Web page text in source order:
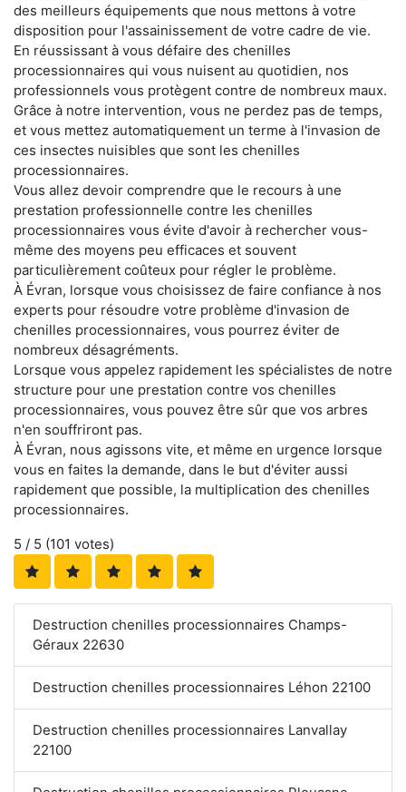
des meilleurs équipements que nous mettons à votre
disposition pour l'assainissement de votre cadre de vie.
En réussissant à vous défaire des chenilles
processionnaires qui vous nuisent au quotidien, nos
professionnels vous protègent contre de nombreux maux.
Grâce à notre intervention, vous ne perdez pas de temps,
et vous mettez automatiquement un terme à l'invasion de
ces insectes nuisibles que sont les chenilles
processionnaires.
Vous allez devoir comprendre que le recours à une
prestation professionnelle contre les chenilles
processionnaires vous évite d'avoir à rechercher vous-
même des moyens peu efficaces et souvent
particulièrement coûteux pour régler le problème.
À Évran, lorsque vous choisissez de faire confiance à nos
experts pour résoudre votre problème d'invasion de
chenilles processionnaires, vous pourrez éviter de
nombreux désagréments.
Lorsque vous appelez rapidement les spécialistes de notre
structure pour une prestation contre vos chenilles
processionnaires, vous pouvez être sûr que vos arbres
n'en souffriront pas.
À Évran, nous agissons vite, et même en urgence lorsque
vous en faites la demande, dans le but d'éviter aussi
rapidement que possible, la multiplication des chenilles
processionnaires.
5 / 5 (101 votes)
Destruction chenilles processionnaires Champs-
Géraux 22630
Destruction chenilles processionnaires Léhon 22100
Destruction chenilles processionnaires Lanvallay
22100